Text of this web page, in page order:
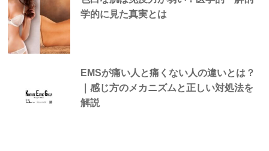
学的に見た真実とは
EMSが痛い人と痛くない人の違いとは？
｜感じ方のメカニズムと正しい対処法を
解説